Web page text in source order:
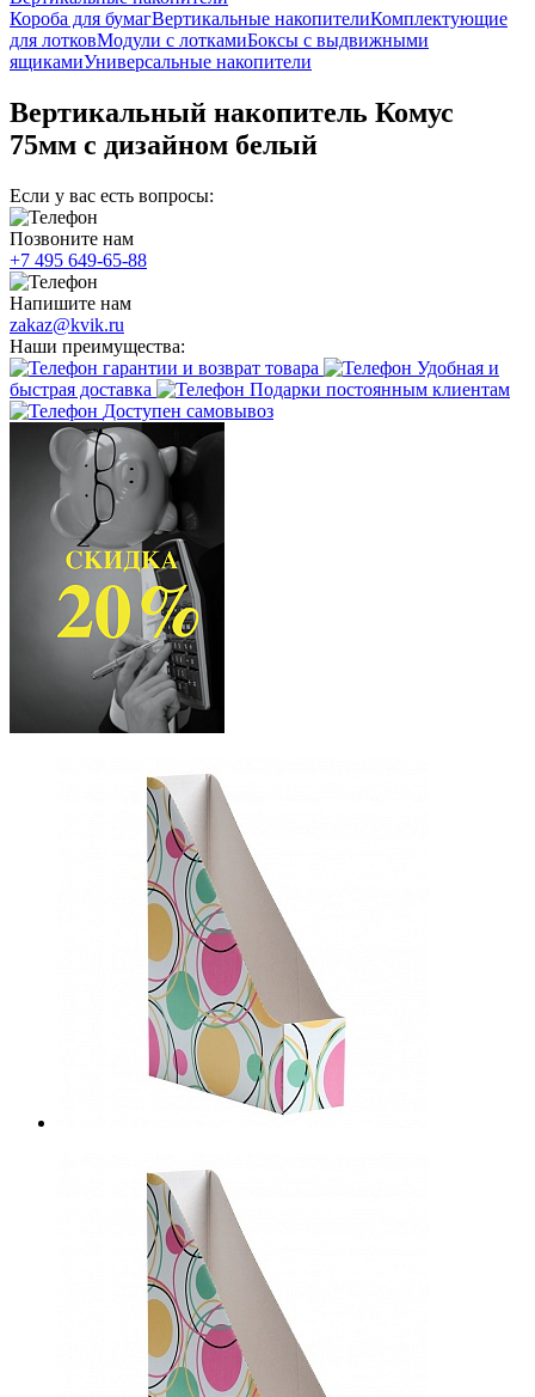
Короба для бумагВертикальные накопителиКомплектующие
для лотковМодули с лоткамиБоксы с выдвижными
ящикамиУниверсальные накопители
Вертикальный накопитель Комус
75мм с дизайном белый
Если у вас есть вопросы:
Позвоните нам
+7 495 649-65-88
Напишите нам
zakaz@kvik.ru
Наши преимущества:
гарантии и возврат товара
Удобная и
быстрая доставка
Подарки постоянным клиентам
Доступен самовывоз